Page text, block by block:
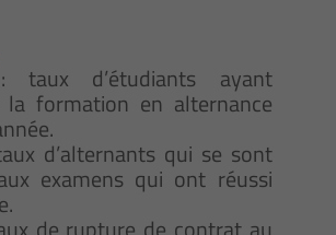
taux d’étudiants ayant
la formation en alternance
d’alternants qui se sont
examens qui ont réussi